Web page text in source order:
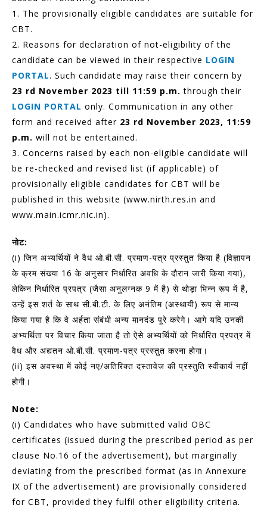
1. The provisionally eligible candidates are suitable for
CBT.
2. Reasons for declaration of not-eligibility of the
candidate can be viewed in their respective LOGIN
PORTAL. Such candidate may raise their concern by
23 rd November 2023 till 11:59 p.m. through their
LOGIN PORTAL only. Communication in any other
form and received after 23 rd November 2023, 11:59
p.m. will not be entertained.
3. Concerns raised by each non-eligible candidate will
be re-checked and revised list (if applicable) of
provisionally eligible candidates for CBT will be
published in this website (www.nirth.res.in and
www.main.icmr.nic.in).
नोट:
(i) जिन अभ्‍यर्थियों ने वैध ओ.बी.सी. प्रमाण-पत्र प्रस्‍तुत किया है (विज्ञापन
के क्रम संख्‍या 16 के अनुसार निर्धारित अवधि के दौरान जारी किया गया),
लेकिन निर्धारित प्रपत्र (जैसा अनुलग्‍नक 9 में है) से थोड़ा भिन्‍न रूप में है,
उन्‍हें इस शर्त के साथ सी.बी.टी. के लिए अनंतिम (अस्‍थायी) रूप से मान्‍य
किया गया है कि वे अर्हता संबंधी अन्‍य मानदंड पूरे करेगे। आगे यदि उनकी
अभ्‍यर्थिता पर विचार किया जाता है तो ऐसे अभ्‍यर्थियों को निर्धारित प्रपत्र में
वैध और अद्यतन ओ.बी.सी. प्रमाण-पत्र प्रस्‍तुत करना होगा।
(ii) इस अवस्‍था में कोई नए/अतिरिक्‍त दस्‍तावेज की प्रस्‍तुति स्‍वीकार्य नहीं
होगी।
Note:
(i) Candidates who have submitted valid OBC
certificates (issued during the prescribed period as per
clause No.16 of the advertisement), but marginally
deviating from the prescribed format (as in Annexure
IX of the advertisement) are provisionally considered
for CBT, provided they fulfil other eligibility criteria.